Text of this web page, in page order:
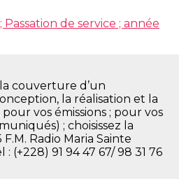
Passation de service ; année
couverture d’un
la réalisation et la
vos émissions ; pour vos
; choisissez la
Radio Maria Sainte
: (+228) 91 94 47 67/ 98 31 76